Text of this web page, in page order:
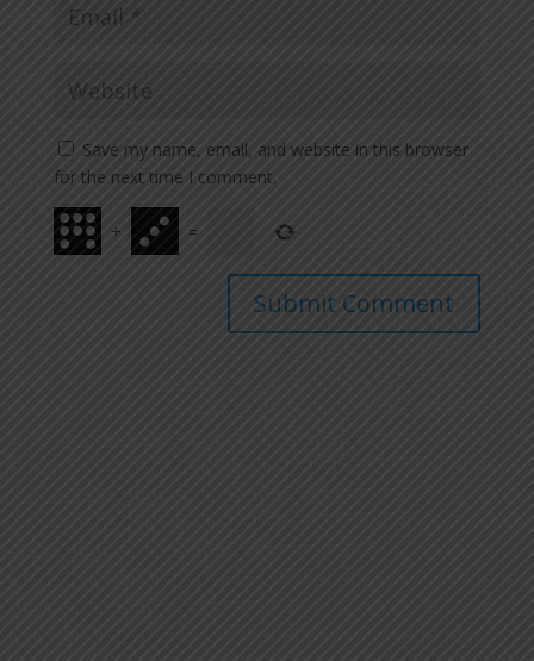
Save my name, email, and website in this browser
for the next time I comment.
+ =